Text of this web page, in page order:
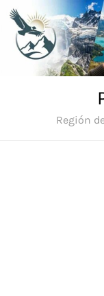
Saltar
contenido
Región